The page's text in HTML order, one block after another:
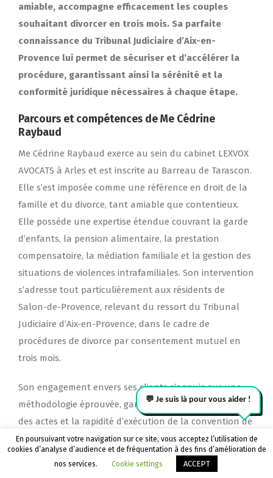
amiable, accompagne efficacement les couples
souhaitant divorcer en trois mois. Sa parfaite
connaissance du Tribunal Judiciaire d’Aix-en-
Provence lui permet de sécuriser et d’accélérer la
procédure, garantissant ainsi la sérénité et la
conformité juridique nécessaires à chaque étape.
Parcours et compétences de Me Cédrine
Raybaud
Me Cédrine Raybaud exerce au sein du cabinet LEXVOX
AVOCATS à Arles et est inscrite au Barreau de Tarascon.
Elle s’est imposée comme une référence en droit de la
famille et du divorce, tant amiable que contentieux.
Elle possède une expertise étendue couvrant la garde
d’enfants, la pension alimentaire, la prestation
compensatoire, la médiation familiale et la gestion des
situations de violences intrafamiliales. Son intervention
s’adresse tout particulièrement aux résidents de
Salon-de-Provence, relevant du ressort du Tribunal
Judiciaire d’Aix-en-Provence, dans le cadre de
procédures de divorce par consentement mutuel en
trois mois.
Son engagement envers ses clients s’appuie sur une
méthodologie éprouvée, garantissant la sécurisation
des actes et la rapidité d’exécution de la convention de
divorce. Sa formation rigoureuse en droit de la famille
et sa pratique soutenue des négociations permettent
d’anticiper les problématiques éventuelles, apportant
En poursuivant votre navigation sur ce site, vous acceptez l’utilisation de
cookies d’analyse d’audience et de fréquentation à des fins d’amélioration de
nos services.
Cookie settings ACCEPT
Appeler le cabinet Être rappelé